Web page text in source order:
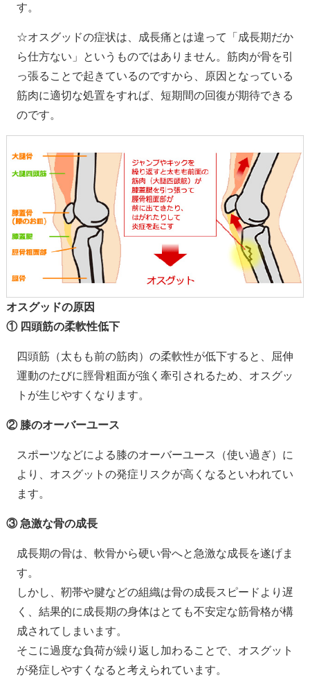
す。
☆オスグッドの症状は、成長痛とは違って「成長期だか
ら仕方ない」というものではありません。筋肉が骨を引
っ張ることで起きているのですから、原因となっている
筋肉に適切な処置をすれば、短期間の回復が期待できる
のです。
オスグッドの原因
① 四頭筋の柔軟性低下
四頭筋（太もも前の筋肉）の柔軟性が低下すると、屈伸
運動のたびに脛骨粗面が強く牽引されるため、オスグッ
トが生じやすくなります。
② 膝のオーバーユース
スポーツなどによる膝のオーバーユース（使い過ぎ）に
より、オスグットの発症リスクが高くなるといわれてい
ます。
③ 急激な骨の成長
成長期の骨は、軟骨から硬い骨へと急激な成長を遂げま
す。
しかし、靭帯や腱などの組織は骨の成長スピードより遅
く、結果的に成長期の身体はとても不安定な筋骨格が構
成されてしまいます。
そこに過度な負荷が繰り返し加わることで、オスグット
が発症しやすくなると考えられています。